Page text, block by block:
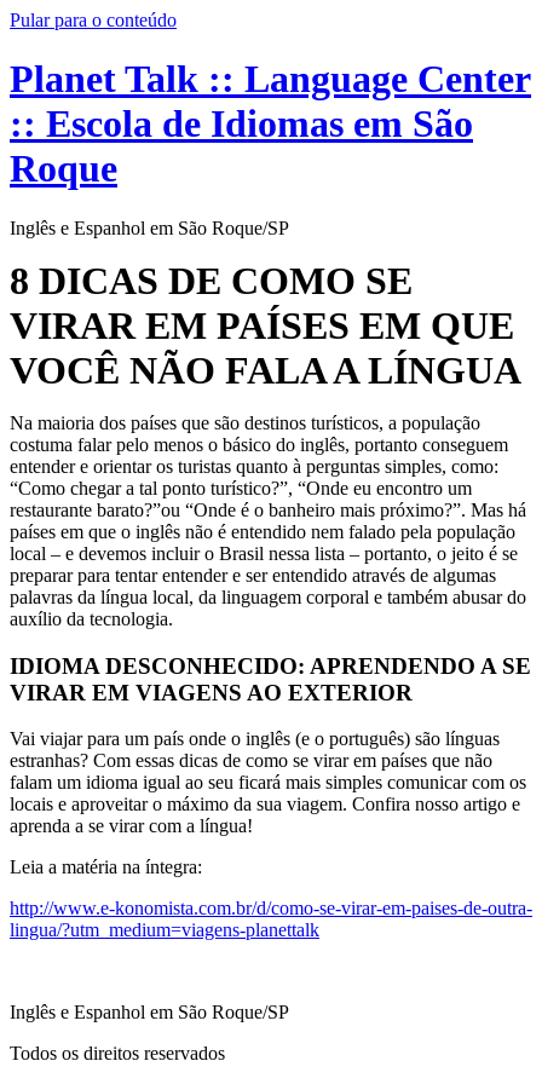
Pular para o conteúdo
Planet Talk :: Language Center
:: Escola de Idiomas em São
Roque
Inglês e Espanhol em São Roque/SP
8 DICAS DE COMO SE
VIRAR EM PAÍSES EM QUE
VOCÊ NÃO FALA A LÍNGUA
Na maioria dos países que são destinos turísticos, a população
costuma falar pelo menos o básico do inglês, portanto conseguem
entender e orientar os turistas quanto à perguntas simples, como:
“Como chegar a tal ponto turístico?”, “Onde eu encontro um
restaurante barato?”ou “Onde é o banheiro mais próximo?”. Mas há
países em que o inglês não é entendido nem falado pela população
local – e devemos incluir o Brasil nessa lista – portanto, o jeito é se
preparar para tentar entender e ser entendido através de algumas
palavras da língua local, da linguagem corporal e também abusar do
auxílio da tecnologia.
IDIOMA DESCONHECIDO: APRENDENDO A SE
VIRAR EM VIAGENS AO EXTERIOR
Vai viajar para um país onde o inglês (e o português) são línguas
estranhas? Com essas dicas de como se virar em países que não
falam um idioma igual ao seu ficará mais simples comunicar com os
locais e aproveitar o máximo da sua viagem. Confira nosso artigo e
aprenda a se virar com a língua!
Leia a matéria na íntegra:
http://www.e-konomista.com.br/d/como-se-virar-em-paises-de-outra-
lingua/?utm_medium=viagens-planettalk
Inglês e Espanhol em São Roque/SP
Todos os direitos reservados